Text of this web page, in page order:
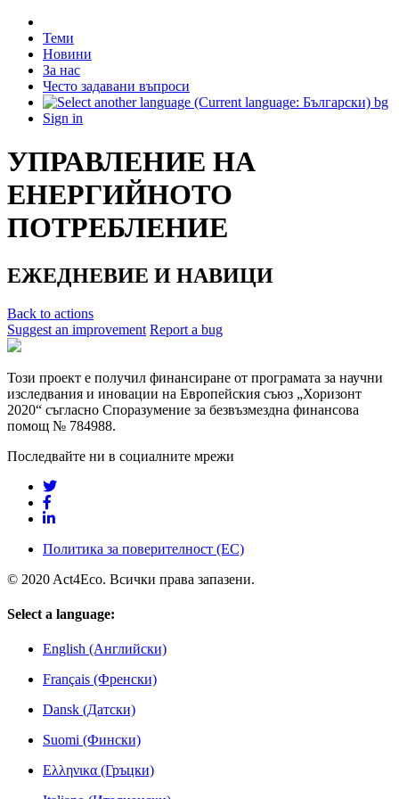
Теми
Новини
За нас
Често задавани въпроси
bg
Sign in
УПРАВЛЕНИЕ НА
ЕНЕРГИЙНОТО
ПОТРЕБЛЕНИЕ
ЕЖЕДНЕВИЕ И НАВИЦИ
Back to actions
Suggest an improvement Report a bug
Този проект е получил финансиране от програмата за научни
изследвания и иновации на Европейския съюз „Хоризонт
2020“ съгласно Споразумение за безвъзмездна финансова
помощ № 784988.
Последвайте ни в социалните мрежи
Политика за поверителност (ЕС)
© 2020 Act4Еco. Всички права запазени.
Select a language:
English (Английски)
Français (Френски)
Dansk (Датски)
Suomi (Фински)
Ελληνικα (Гръцки)